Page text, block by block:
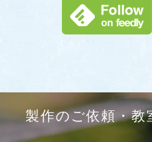
製作のご依頼・教